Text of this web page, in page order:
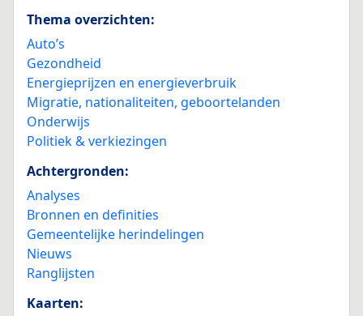
Thema overzichten:
Auto’s
Gezondheid
Energieprijzen en energieverbruik
Migratie, nationaliteiten, geboortelanden
Onderwijs
Politiek & verkiezingen
Achtergronden:
Analyses
Bronnen en definities
Gemeentelijke herindelingen
Nieuws
Ranglijsten
Kaarten: